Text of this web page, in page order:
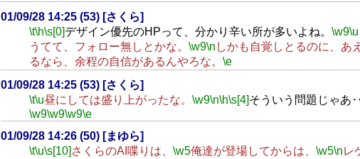
01/09/28 14:25 (53) [さくら]
\t\h\s[0]デザイン優先のHPって、分かり辛い所が多いよね。 \w9\u
うてて、フォロー無しとかな。 \w9\n しかも自覚しとるのに、あ
るなら、余程の自信があるんやろな。 \e
01/09/28 14:25 (53) [さくら]
\t\u昼にしては盛り上がったな。 \w9\n\h\s[4]そういう問題じゃあ‥
\w9\w9\w9\e
01/09/28 14:26 (50) [まゆら]
\t\u\s[10] さくらのAI喋りは、 \w5俺達が登場してからは、 \w5\nレ